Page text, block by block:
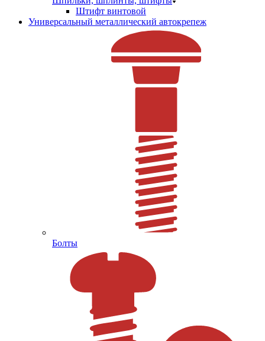
Штифт винтовой
Универсальный металлический автокрепеж
Болты